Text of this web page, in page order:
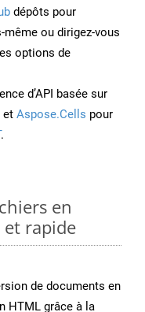
dépôts pour
ou dirigez-vous
options de
d’API basée sur
et Aspose.Cells pour
.
en
rapide
de documents en
HTML grâce à la